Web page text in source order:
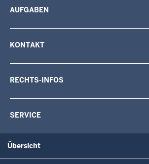
AUFGABEN
KONTAKT
RECHTS-INFOS
SERVICE
Übersicht